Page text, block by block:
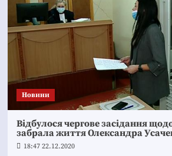
Новини
Відбулося чергове засідання
забрала життя Олександра
18:47 22.12.2020